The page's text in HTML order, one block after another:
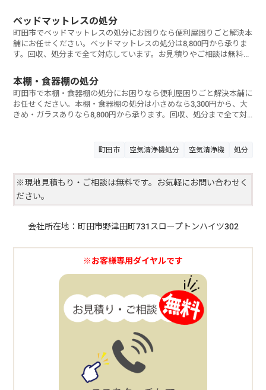
ベッドマットレスの処分
町田市でベッドマットレスの処分にお困りなら便利屋困りごと解決本
舗にお任せください。ベッドマットレスの処分は8,800円から承りま
す。回収、処分まで全て対応しています。お見積りやご相談は無料で
本棚・食器棚の処分
町田市で本棚・食器棚の処分にお困りなら便利屋困りごと解決本舗に
お任せください。本棚・食器棚の処分は小さめなら3,300円から、大
きめ・ガラスありなら8,800円から承ります。回収、処分まで全て対
町田市 空気清浄機処分 空気清浄機 処分
※現地見積もり・ご相談は無料です。お気軽にお問い合わせく
ださい。
会社所在地：町田市野津田町731スロープトンハイツ302
※お客様専用ダイヤルです